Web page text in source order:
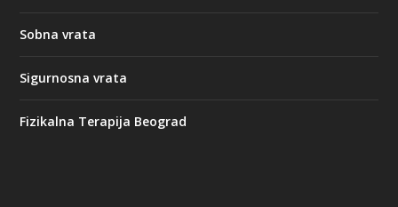
Sobna vrata
Sigurnosna vrata
Fizikalna Terapija Beograd